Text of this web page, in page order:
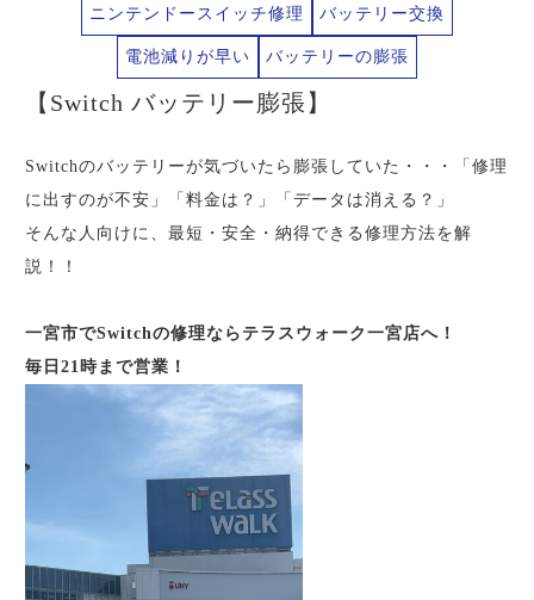
ニンテンドースイッチ修理 バッテリー交換
電池減りが早い バッテリーの膨張
【Switch バッテリー膨張】
Switchのバッテリーが気づいたら膨張していた・・・「修理
に出すのが不安」「料金は？」「データは消える？」
そんな人向けに、最短・安全・納得できる修理方法を解
説！！
一宮市でSwitchの修理ならテラスウォーク一宮店へ！
毎日21時まで営業！